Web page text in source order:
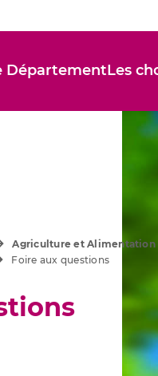
DépartementLes
Agriculture et Alimentation
Foire aux questions